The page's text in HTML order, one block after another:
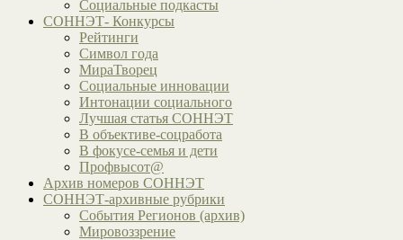
Социальные подкасты
СОННЭТ- Конкурсы
Рейтинги
Символ года
МираТворец
Социальные инновации
Интонации социального
Лучшая статья СОННЭТ
В объективе-соцработа
В фокусе-семья и дети
Профвысот@
Архив номеров СОННЭТ
СОННЭТ-архивные рубрики
События Регионов (архив)
Мировоззрение